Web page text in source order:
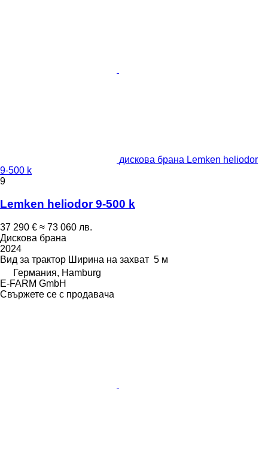
дискова брана Lemken heliodor
9-500 k
9
Lemken heliodor 9-500 k
37 290 € ≈ 73 060 лв.
Дискова брана
2024
Вид за трактор Ширина на захват 5 м
Германия, Hamburg
E-FARM GmbH
Свържете се с продавача